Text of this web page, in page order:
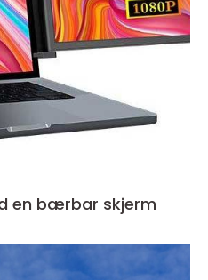
en bærbar skjerm